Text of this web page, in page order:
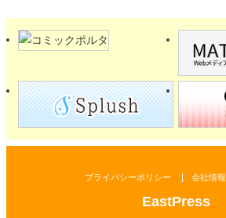
EastPress
プライバシーポリシー 会社情報